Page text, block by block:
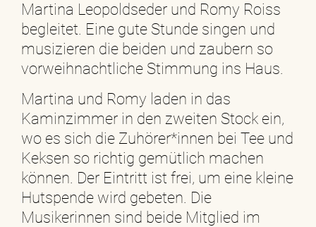
Martina Leopoldseder und Romy Roiss
begleitet. Eine gute Stunde singen und
musizieren die beiden und zaubern so
vorweihnachtliche Stimmung ins Haus.
Martina und Romy laden in das
Kaminzimmer in den zweiten Stock ein,
wo es sich die Zuhörer*innen bei Tee und
Keksen so richtig gemütlich machen
können. Der Eintritt ist frei, um eine kleine
Hutspende wird gebeten. Die
Musikerinnen sind beide Mitglied im